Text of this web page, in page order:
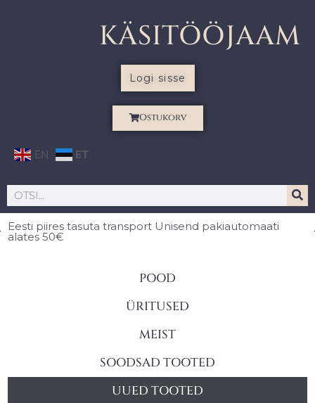
KÄSITÖÖJAAM
Logi sisse
Ostukorv
EN ET
Eesti piires tasuta transport Unisend pakiautomaati
alates 50€
POOD
ÜRITUSED
MEIST
SOODSAD TOOTED
UUED TOOTED